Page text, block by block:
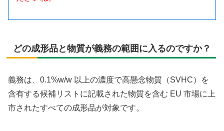
どの成形品と物質が義務の範囲に入るのですか？
義務は、0.1%w/w 以上の濃度で高懸念物質（SVHC）を
含有する候補リストに記載された物質を含む EU 市場に上
市されたすべての成形品が対象です。